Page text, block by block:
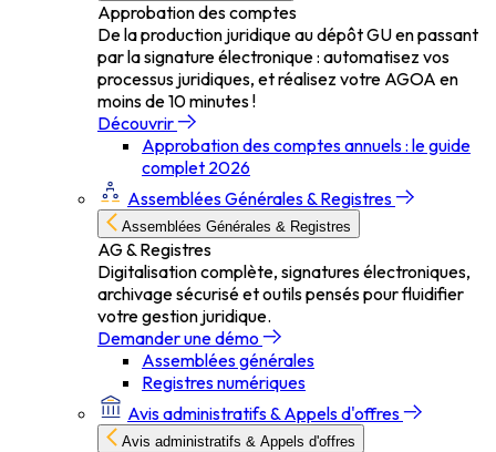
Approbation des comptes
De la production juridique au dépôt GU en passant
par la signature électronique : automatisez vos
processus juridiques, et réalisez votre AGOA en
moins de 10 minutes !
Découvrir
Approbation des comptes annuels : le guide
complet 2026
Assemblées Générales & Registres
Assemblées Générales & Registres
AG & Registres
Digitalisation complète, signatures électroniques,
archivage sécurisé et outils pensés pour fluidifier
votre gestion juridique.
Demander une démo
Assemblées générales
Registres numériques
Avis administratifs & Appels d'offres
Avis administratifs & Appels d'offres